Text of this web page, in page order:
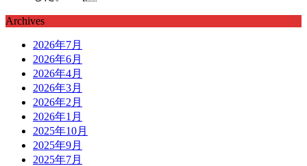
Archives
2026年7月
2026年6月
2026年4月
2026年3月
2026年2月
2026年1月
2025年10月
2025年9月
2025年7月